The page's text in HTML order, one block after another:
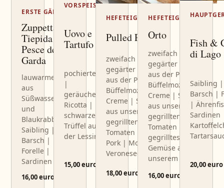
ERSTE GÄNGE
Zuppetta
Tiepida di
Pesce del
Garda
lauwarmer Sud
aus
Süßwasserfisch
und
Blaukrabbe |
Saibling |
Barsch |
Forelle |
Sardinen
16,00 euro
VORSPEISEN
Uovo e
Tartufo
pochiertes Ei
|
geräucherter
Ricotta |
schwarzer
Trüffel aus
der Lessinia
15,00 euro
HEFETEIG
Pulled Pork
zweifach
gegärter Teig
aus der Pfanne |
Büffelmozzarella-
Creme | Sauce
aus unseren
gegrillten
Tomaten | Pulled
Pork | Monte-
Veronese-Fondue
18,00 euro
HEFETEIG
Orto
zweifach
gegärter Teig
aus der Pfanne |
Büffelmozzarella-
Creme | Sauce
aus unseren
gegrillten
Tomaten |
gegrilltes
Gemüse aus
unserem Garten
16,00 euro
Fish &
di Lago
Saibling |
Barsch |
|
Sardinen
20,00 euro